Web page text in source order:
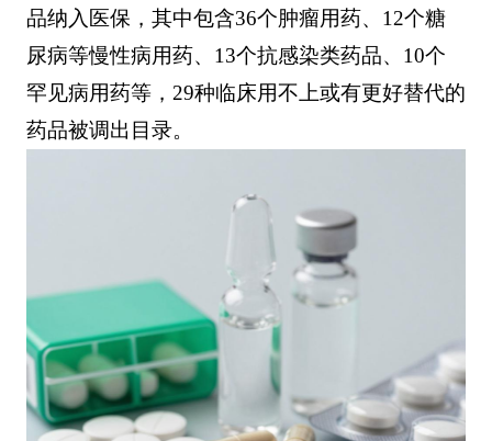
品纳入医保，其中包含36个肿瘤用药、12个糖
尿病等慢性病用药、13个抗感染类药品、10个
罕见病用药等，29种临床用不上或有更好替代的
药品被调出目录。